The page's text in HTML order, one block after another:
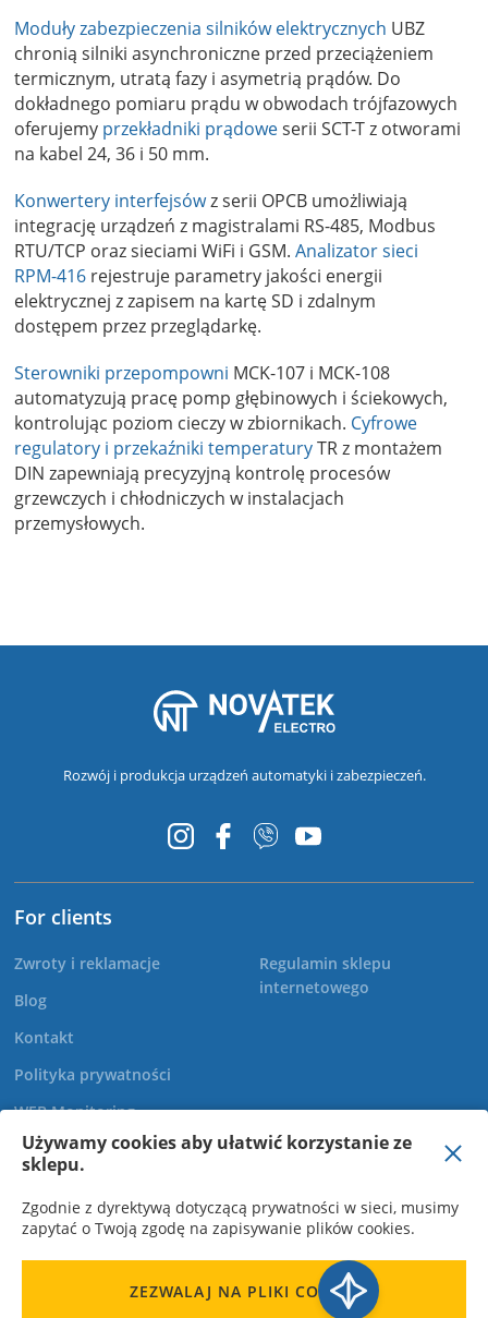
Używamy cookies aby ułatwić korzystanie ze
sklepu.
Zgodnie z dyrektywą dotyczącą prywatności w sieci, musimy
zapytać o Twoją zgodę na zapisywanie plików cookies.
ZEZWALAJ NA PLIKI COOKIE
Moduły zabezpieczenia silników elektrycznych UBZ
chronią silniki asynchroniczne przed przeciążeniem
termicznym, utratą fazy i asymetrią prądów. Do
dokładnego pomiaru prądu w obwodach trójfazowych
oferujemy przekładniki prądoweserii SCT-T z otworami
na kabel 24, 36 i 50 mm.
Konwertery interfejsówz serii OPCB umożliwiają
integrację urządzeń z magistralami RS-485, Modbus
RTU/TCP oraz sieciami WiFi i GSM. Analizator sieci
RPM-416 rejestruje parametry jakości energii
elektrycznej z zapisem na kartę SD i zdalnym
dostępem przez przeglądarkę.
Sterowniki przepompowni MCK-107 i MCK-108
automatyzują pracę pomp głębinowych i ściekowych,
kontrolując poziom cieczy w zbiornikach. Cyfrowe
regulatory i przekaźniki temperaturyTR z montażem
DIN zapewniają precyzyjną kontrolę procesów
grzewczych i chłodniczych w instalacjach
przemysłowych.
Rozwój i produkcja urządzeń automatyki i zabezpieczeń.
For clients
Zwroty i reklamacje
Blog
Kontakt
Polityka prywatności
WEB Monitoring
Regulamin sklepu
internetowego
Novatek-Electro Polska sp. z o.o., NIP: 7010358362. M.b.